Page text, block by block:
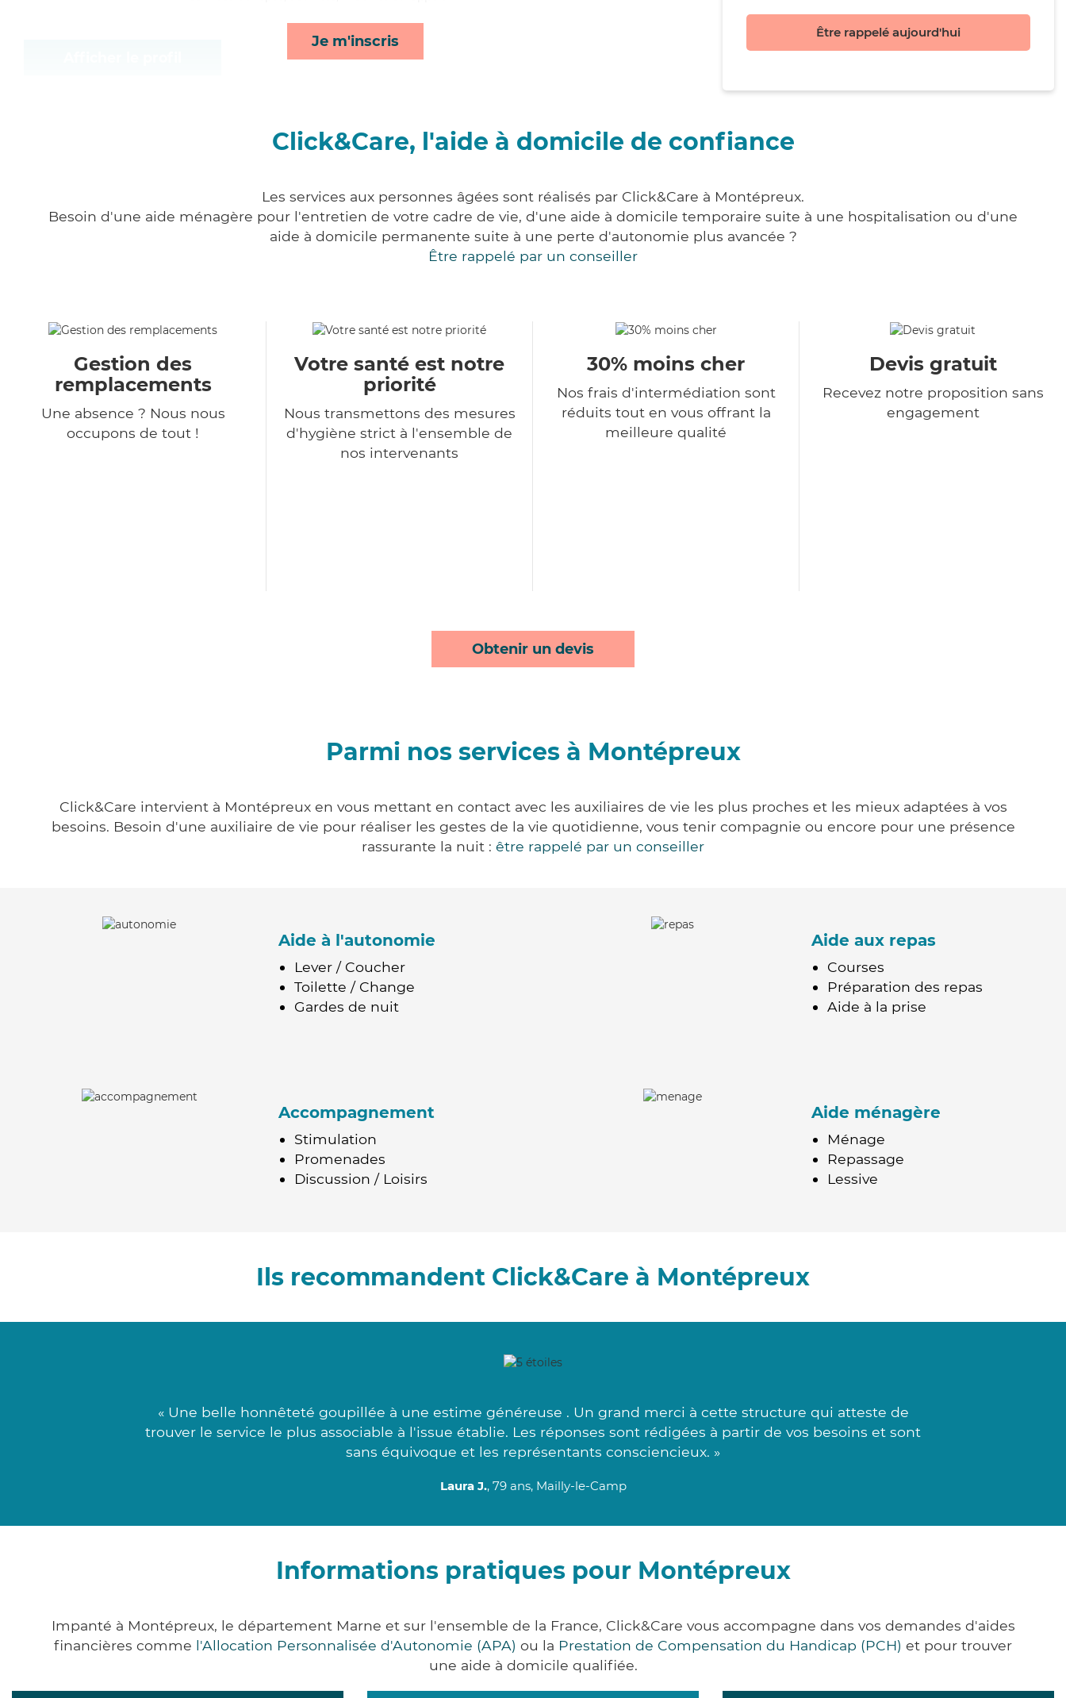
Je m'inscris
Être rappelé aujourd'hui
Click&Care, l'aide à domicile de confiance
Les services aux personnes âgées sont réalisés par Click&Care à Montépreux.
Besoin d'une aide ménagère pour l'entretien de votre cadre de vie, d'une aide à domicile temporaire suite à une hospitalisation ou d'une
aide à domicile permanente suite à une perte d'autonomie plus avancée ?
Être rappelé par un conseiller
Gestion des
remplacements
Une absence ? Nous nous
occupons de tout !
Votre santé est notre
priorité
Nous transmettons des mesures
d'hygiène strict à l'ensemble de
nos intervenants
30% moins cher
Nos frais d'intermédiation sont
réduits tout en vous offrant la
meilleure qualité
Devis gratuit
Recevez notre proposition sans
engagement
Obtenir un devis
Parmi nos services à Montépreux
Click&Care intervient à Montépreux en vous mettant en contact avec les auxiliaires de vie les plus proches et les mieux adaptées à vos
besoins. Besoin d'une auxiliaire de vie pour réaliser les gestes de la vie quotidienne, vous tenir compagnie ou encore pour une présence
rassurante la nuit : être rappelé par un conseiller
Aide à l'autonomie
Lever / Coucher
Toilette / Change
Gardes de nuit
Aide aux repas
Courses
Préparation des repas
Aide à la prise
Accompagnement
Stimulation
Promenades
Discussion / Loisirs
Aide ménagère
Ménage
Repassage
Lessive
Ils recommandent Click&Care à Montépreux
« Une belle honnêteté goupillée à une estime généreuse . Un grand merci à cette structure qui atteste de
trouver le service le plus associable à l'issue établie. Les réponses sont rédigées à partir de vos besoins et sont
sans équivoque et les représentants consciencieux. »
Laura J., 79 ans, Mailly-le-Camp
Informations pratiques pour Montépreux
Impanté à Montépreux, le département Marne et sur l'ensemble de la France, Click&Care vous accompagne dans vos demandes d'aides
financières comme l'Allocation Personnalisée d'Autonomie (APA) ou la Prestation de Compensation du Handicap (PCH) et pour trouver
une aide à domicile qualifiée.